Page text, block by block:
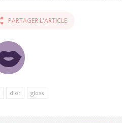
PARTAGER L'ARTICLE
dior gloss